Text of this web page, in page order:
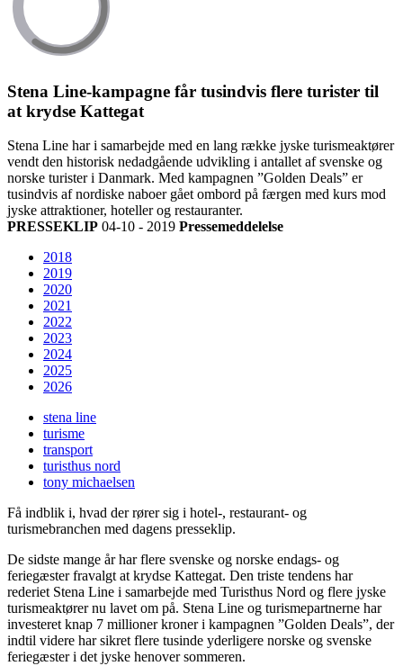
Stena Line-kampagne får tusindvis flere turister til
at krydse Kattegat
Stena Line har i samarbejde med en lang række jyske turismeaktører
vendt den historisk nedadgående udvikling i antallet af svenske og
norske turister i Danmark. Med kampagnen ”Golden Deals” er
tusindvis af nordiske naboer gået ombord på færgen med kurs mod
jyske attraktioner, hoteller og restauranter.
PRESSEKLIP 04-10 - 2019 Pressemeddelelse
2018
2019
2020
2021
2022
2023
2024
2025
2026
stena line
turisme
transport
turisthus nord
tony michaelsen
Få indblik i, hvad der rører sig i hotel-, restaurant- og
turismebranchen med dagens presseklip.
De sidste mange år har flere svenske og norske endags- og
feriegæster fravalgt at krydse Kattegat. Den triste tendens har
rederiet Stena Line i samarbejde med Turisthus Nord og flere jyske
turismeaktører nu lavet om på. Stena Line og turismepartnerne har
investeret knap 7 millioner kroner i kampagnen ”Golden Deals”, der
indtil videre har sikret flere tusinde yderligere norske og svenske
feriegæster i det jyske henover sommeren.